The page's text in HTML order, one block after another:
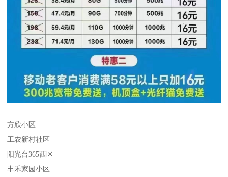
方欣小区
工农新村社区
阳光台365西区
丰禾家园小区